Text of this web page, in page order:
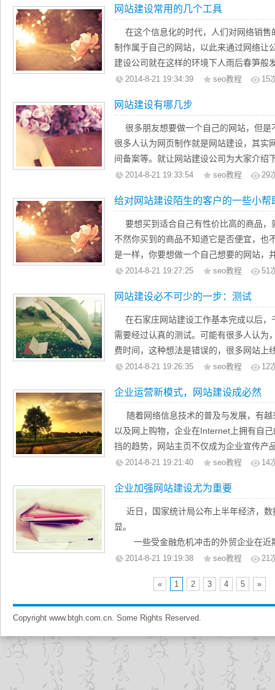
提高搜索引擎排名，很容易。
4教育或政府网站
这些链接是非常珍贵的，因为教育和政
好，通常这类型的链接是很难获得。
5链接的数量
在一般情况下，链接越多越好。当然，不
质量。什么是好链接，搜索引擎谷歌这
随便给一个链接到你的网站不好。这会影
5内部链接锚文本
内部链接是很重要的，内部链接的锚文本
个独特的URL。
6链接周围的文本
上，谷歌已经能够很好的分析链接的网页
些地区的不同评分。所以，只要在网页上
7链接的时间
链路稳定性是她说，链路较长，帮助更好
名，必须增加一些更稳定的外部链接。
雅虎。，网站的目录DMOZ收录，对站点
叉链接似乎是一个相互联系的伪装，它应
10个出站链接
为了避免网络链接，什么样的网站链接你
你想要的链接到的网站。所以，不要链
网站建设完成后，我们需要做的是SEO。
成就和共享所有上述。优化的方法是更多
我们介绍给你。
有了自己的网站，能更加容易的进行业务
了一个好的方法，很多管理工作可以通
展，这也是很多大型企业建设网站的原
联系的日趋紧密、业务开展效率加快、国
分支机构的消减所带来的资金节约等等，
是做网站建设的好处。总之，企业建设
而是长远的战略投资，是想以最小的投入
的意义。
建站时总是说到风格，风格是很抽象的东
一个网站之所以被称为又风格，是因为
同之处就是创意。创意是每个建制者都希
是很难学习和模仿的，它需要一定的洞察
和尝试才能得以突破做出与众不同的东西
轻易产生创意。你是否想到了一种更好的
网站建设常用的几个工具
在这个信息化的时代，人们对网络销售
制作属于自己的网站，以此来通过网络让
建设公司就在这样的环境下人雨后春笋般
网站建设公司，就是近今年才发展起来的
以让网站建设变得容易。下面就给大家介
网站建设中最重要的部分就是网页的制
的dreamweaver，你可以利用这个工具
是一款所见即所得的网页制作软件。让你
网站不仅仅要实用，还要美观大方，其中
FLASH软件。
SQLSERVER两种。选择合适的语言和
管理的网站了。
上面的这些工具让我们的网站建设变得容
善。不过要想做出更好的网站，不但需
网站制作者有创新的能力哦。
2014-8-21 19:34:39 seo教程 15
网站建设有哪几步
很多朋友想要做一个自己的网站，但是
很多人认为网页制作就是网站建设，其实
间备案等。就让网站建设公司为大家介绍
第一步：想要建设一个网站，首先要给网
格，这也可以听取网站建设公司的意见。
站制作提醒，一个好的域名也是很重要的
第二步：网站制作好以后，需要在互联网
间，就是存储网站内容的地方。天下没有
保障，而且还要变相收费的现象，网站建
站建设公司和空间代理商都可以代备案的
站优化这以专业诞生了，他们的工作是
排名靠前，为用户赢来受益。很多网站建
2014-8-21 19:33:54 seo教程 29
给对网站建设陌生的客户的一些小帮
要想买到适合自己有性价比高的商品，
不然你买到的商品不知道它是否便宜，也
是一样，你要想做一个自己想要的网站，
给你建站，那么对网站建设做个大致的了
器是什么，更不知道网站是怎么做成的。
站建设的一些小知识，希望对你有所帮
一个网站了，网站是需要编写程序的，程
语言各有特点，这不是一两句花可以解释
很多功夫去学习的哦。
说白点就是网站的地址，人们是通过这个
询，我们会竭诚为你服务！
2014-8-21 19:27:25 seo教程 51
网站建设必不可少的一步：测试
在石家庄网站建设工作基本完成以后，
需要经过认真的测试。可能有很多人认为
费时间，这种想法是错误的，很多网站上
化过程中，频繁的修改网站，不利于优化
外，客户也应该协助测试工作，那么需要
说说。
一般参照效果图和需求文档进行测试，
页面和内容的形式测试
打印样式存在并测试完毕
页面标题和描述，搜索引擎友好
HTML标签合法验证通过
CSS文件验证通过
在IE7中显示和功能正常
在IE8中显示和功能正常
在火狐显示和功能正常
2014-8-21 19:26:35 seo教程 12
企业运营新模式，网站建设成必然
随着网络信息技术的普及与发展，有越
以及网上购物，企业在Internet上拥有自
挡的趋势，网站主页不仅成为企业宣传产
立企业形象的前沿。鉴于此，小编在网上
就如同电视广告，蹩脚的广告看了使
思精巧的广告则能让人欣然接受，百看不
必将吸引大量的访问者，使更多的人认识
一般来说，企业建立自己的网址，不
在报纸 和电视上所做的宣传公司本身及
容量更大，企业几乎可以把任何想让客户
外，相对来说，建立企业网站的费用也比
2014-8-21 19:21:40 seo教程 14
企业加强网站建设尤为重要
近日，国家统计局公布上半年经济，数
显。
一些受金融危机冲击的外贸企业在近
续升温的房市、车市等转好迹象都在印证
达167.6亿元，结束08Q4以来市场整体
22.2%，环比增长17.0%，回暖迹象明显
升，09Q2中国网络购物市场规模继续保
2014-8-21 19:19:38 seo教程 21
« 1 2 3 4 5 »
Copyright www.btgh.com.cn. Some Rights Reserved.